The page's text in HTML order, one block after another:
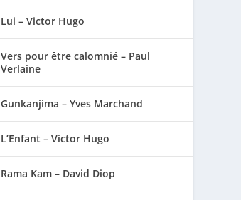
Lui – Victor Hugo
Vers pour être calomnié – Paul
Verlaine
Gunkanjima – Yves Marchand
L’Enfant – Victor Hugo
Rama Kam – David Diop